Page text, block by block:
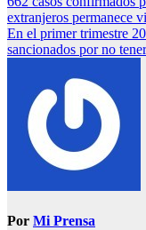
extranjeros permanece
En el primer trimestre
sancionados por no
Por Mi Prensa